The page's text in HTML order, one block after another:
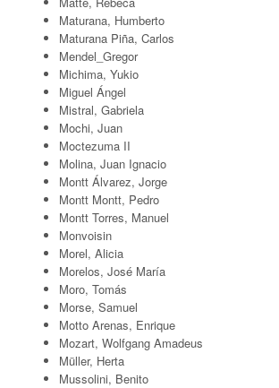
Maturana, Humberto
Maturana Piña, Carlos
Mendel_Gregor
Michima, Yukio
Miguel Ángel
Mistral, Gabriela
Mochi, Juan
Moctezuma II
Molina, Juan Ignacio
Montt Álvarez, Jorge
Montt Montt, Pedro
Montt Torres, Manuel
Monvoisin
Morel, Alicia
Morelos, José María
Moro, Tomás
Morse, Samuel
Motto Arenas, Enrique
Mozart, Wolfgang Amadeus
Müller, Herta
Mussolini, Benito